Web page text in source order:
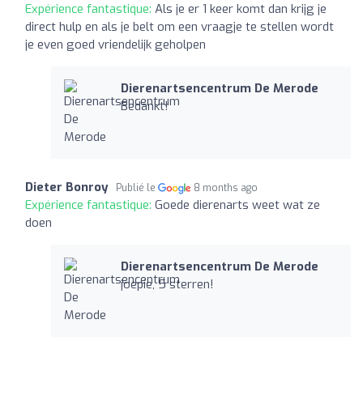
Expérience fantastique: Als je er 1 keer komt dan krijg je
direct hulp en als je belt om een vraagje te stellen wordt
je even goed vriendelijk geholpen
Dierenartsencentrum De Merode
Bedankt!
Dieter Bonroy Publié le 8 months ago
Expérience fantastique: Goede dierenarts weet wat ze
doen
Dierenartsencentrum De Merode
joepie, 5 sterren!